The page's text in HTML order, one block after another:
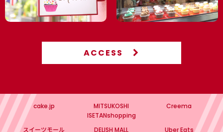
【個人】パーティー 4,000円以上で冷凍配送無料（8月末ま
で）
🏠 高輪店で予約なしで購入できるメニュー
💖 PINK
ACCESS
cake.jp
MITSUKOSHI
ISETANshopping
Creema
スイーツモール DELISH MALL
Uber Eats